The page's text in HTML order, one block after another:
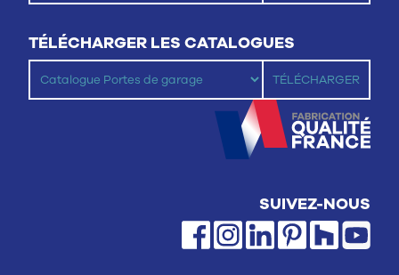
TÉLÉCHARGER LES CATALOGUES
SUIVEZ-NOUS